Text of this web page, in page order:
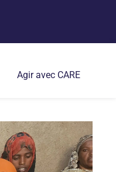
Agir avec CARE